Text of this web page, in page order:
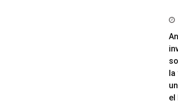
la
el